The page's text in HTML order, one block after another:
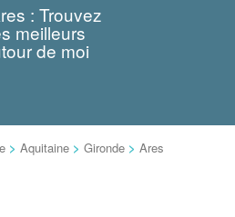
: Trouvez
meilleurs
de moi
> Aquitaine > Gironde > Ares